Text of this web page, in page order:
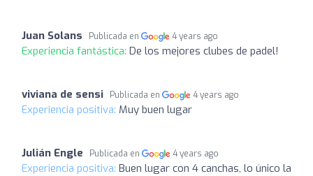
Juan Solans Publicada en 4 years ago
Experiencia fantástica: De los mejores clubes de padel!
viviana de sensi Publicada en 4 years ago
Experiencia positiva: Muy buen lugar
Julián Engle Publicada en 4 years ago
Experiencia positiva: Buen lugar con 4 canchas, lo único la